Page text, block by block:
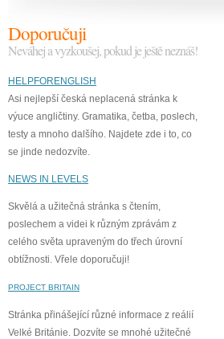
Doporučuji
Neváhej a vyzkoušej, pokud je ještě neznáš!
HELPFORENGLISH
Asi nejlepší česká neplacená stránka k
výuce angličtiny. Gramatika, četba, poslech,
testy a mnoho dalšího. Najdete zde i to, co
se jinde nedozvíte.
NEWS IN LEVELS
Skvělá a užitečná stránka s čtením,
poslechem a videi k různým zprávám z
celého světa upraveným do třech úrovní
obtížnosti. Vřele doporučuji!
PROJECT BRITAIN
Stránka přinášející různé informace z reálií
Velké Británie. Dozvíte se mnohé užitečné